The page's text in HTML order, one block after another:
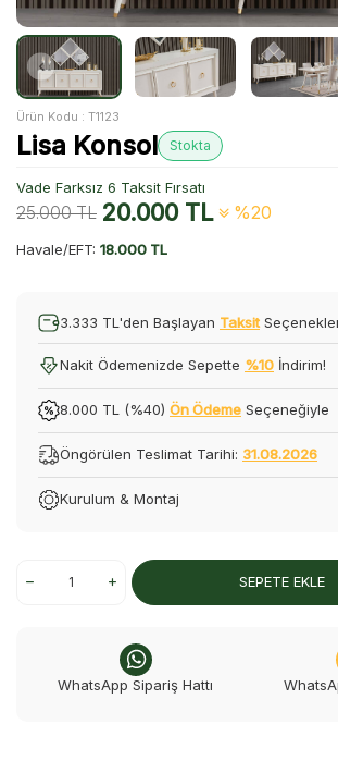
Ürün Kodu : T1123
Lisa Konsol Stokta
Vade Farksız 6 Taksit Fırsatı
25.000TL 20.000TL %20
Havale/EFT: 18.000 TL
3.333 TL'den Başlayan Taksit
Nakit Ödemenizde Sepette %10 İndirim!
8.000 TL (%40) Ön Ödeme Seçeneğiyle
Öngörülen Teslimat Tarihi: 31.08.2026
Kurulum & Montaj
SEPETE EKLE
WhatsApp Sipariş Hattı